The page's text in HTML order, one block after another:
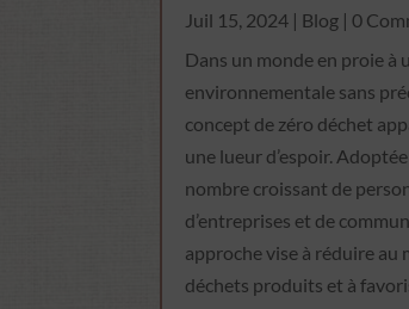
Juil 15, 2024 | Blog | 0
Dans un monde en proie à
environnementale sans
concept de zéro déchet
une lueur d’espoir.
nombre croissant de
d’entreprises et de
approche vise à réduire au
déchets produits et à